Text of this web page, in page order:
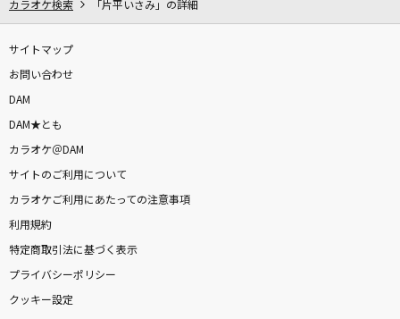
[生音]ひまわりの約束
秦 基博
[生音]Born To Be My Baby [ボーン・トゥ・
ビー・マイ・ベイビー]
Bon Jovi
カラオケ検索 「片平いさみ」の詳細
サイトマップ
お問い合わせ
DAM
DAM★とも
カラオケ＠DAM
サイトのご利用について
カラオケご利用にあたっての注意事項
利用規約
特定商取引法に基づく表示
プライバシーポリシー
クッキー設定